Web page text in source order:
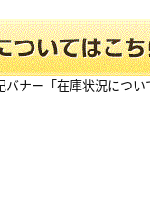
ナー「在庫状況につ